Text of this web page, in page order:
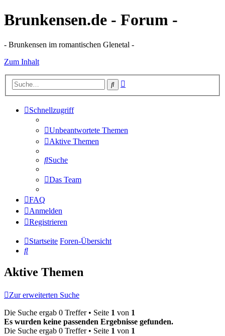
Brunkensen.de - Forum -
- Brunkensen im romantischen Glenetal -
Zum Inhalt
Suche
Schnellzugriff
Unbeantwortete Themen
Aktive Themen
Suche
Das Team
FAQ
Anmelden
Registrieren
Startseite Foren-Übersicht
Suche
Aktive Themen
Zur erweiterten Suche
Die Suche ergab 0 Treffer • Seite 1 von 1
Es wurden keine passenden Ergebnisse gefunden.
Die Suche ergab 0 Treffer • Seite 1 von 1